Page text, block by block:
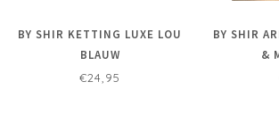
BY SHIR KETTING LUXE LOU
BLAUW
€24,95
BY SHIR
&